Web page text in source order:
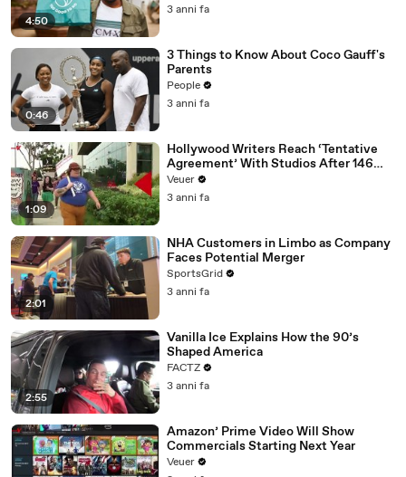
4:50
3 anni fa
0:46
3 Things to Know About Coco Gauff's
Parents
People
3 anni fa
1:09
Hollywood Writers Reach ‘Tentative
Agreement’ With Studios After 146
Day Strike
Veuer
3 anni fa
2:01
NHA Customers in Limbo as Company
Faces Potential Merger
SportsGrid
3 anni fa
2:55
Vanilla Ice Explains How the 90’s
Shaped America
FACTZ
3 anni fa
Amazon’ Prime Video Will Show
Commercials Starting Next Year
Veuer